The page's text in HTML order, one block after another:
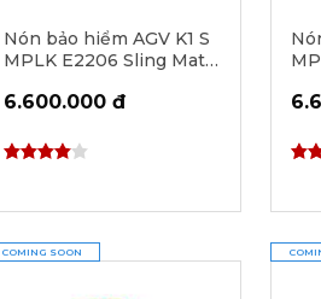
Nón bảo hiểm AGV K1 S
MPLK E2206 Sling Matt
6.600.000 đ
COMING SOON